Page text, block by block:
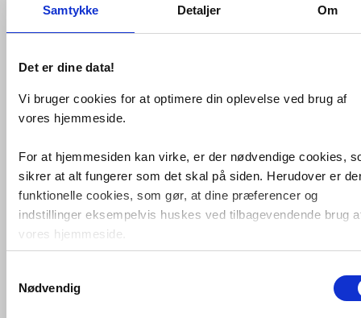
Samtykke Detaljer Om
Det er dine data!
Vi bruger cookies for at optimere din oplevelse ved brug af
vores hjemmeside.
For at hjemmesiden kan virke, er der nødvendige cookies,
sikrer at alt fungerer som det skal på siden. Herudover er
funktionelle cookies, som gør, at dine præferencer og
indstillinger eksempelvis huskes ved tilbagevendende brug
vores hjemmeside.
Foruden nødvendige og funktionelle cookies er der
cookies. Disse bruger vi bl.a. til at måle trafik, omsætning,
Nødvendig
Hansgrohe Vægroset 1/2" - Krom
VVS nr. 743170005
Levering 1-2 dage
Fragt 65,-
27,- Køb